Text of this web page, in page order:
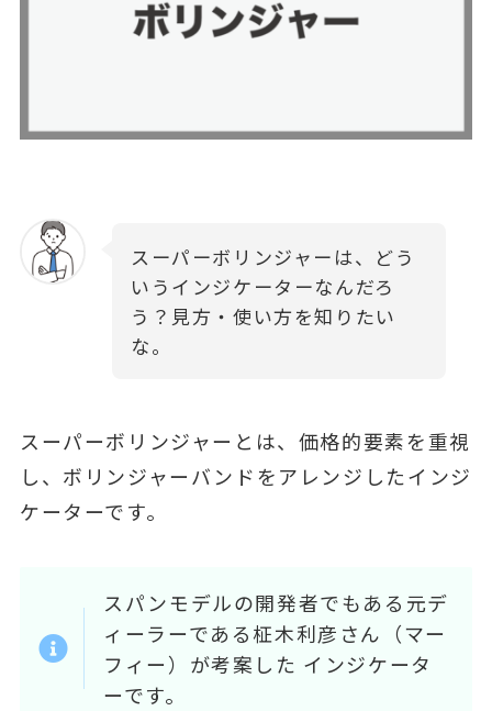
スーパーボリンジャーは、どう
いうインジケーターなんだろ
う？見方・使い方を知りたい
な。
スーパーボリンジャーとは、価格的要素を重視
し、ボリンジャーバンドをアレンジしたインジ
ケーターです。
スパンモデルの開発者でもある元デ
ィーラーである柾木利彦さん（マー
フィー）が考案した インジケータ
ーです。